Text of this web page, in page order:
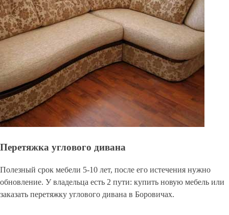
Перетяжка углового дивана
Полезный срок мебели 5-10 лет, после его истечения нужно
обновление. У владельца есть 2 пути: купить новую мебель или
заказать перетяжку углового дивана в Боровичах.